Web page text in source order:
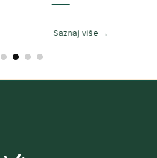
Saznaj više →